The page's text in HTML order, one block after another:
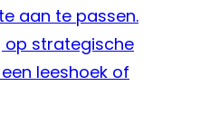
aan te passen.
op strategische
leeshoek of